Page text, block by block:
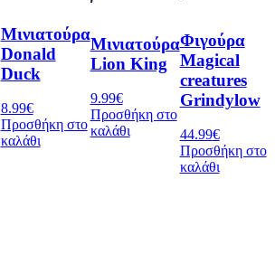
Μινιατούρα
Donald
Duck
8.99€
Προσθήκη στο
καλάθι
Μινιατούρα
Lion King
9.99€
Προσθήκη στο
καλάθι
Φιγούρα
Magical
creatures
Grindylow
44.99€
Προσθήκη στο
καλάθι